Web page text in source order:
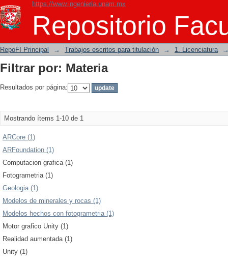
https://www.ingenieria.unam.mx
Repositorio
Filtrar por: Materia
RepoFI Principal → Trabajos escritos para titulación → 1. Licenciatura
Filtrar por: Materia
Resultados por página:
Mostrando ítems 1-10 de 1
ARCore (1)
ARFoundation (1)
Computacion grafica (1)
Fotogrametria (1)
Geologia (1)
Modelos de minerales y rocas (1)
Modelos hechos con fotogrametria (1)
Motor grafico Unity (1)
Realidad aumentada (1)
Unity (1)